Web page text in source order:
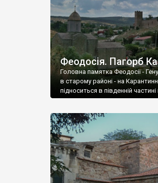
Феодосія. Пагорб
Головна памятка Феодосії -
в старому районі - на
підноситься в південній частині